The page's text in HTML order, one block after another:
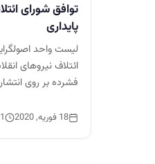
توافق شورای
پایداری
لیست واحد
ائتلاف نیروهای
فشرده بر روی
18 فوریه, 2020 1 دقیقه مطالعه